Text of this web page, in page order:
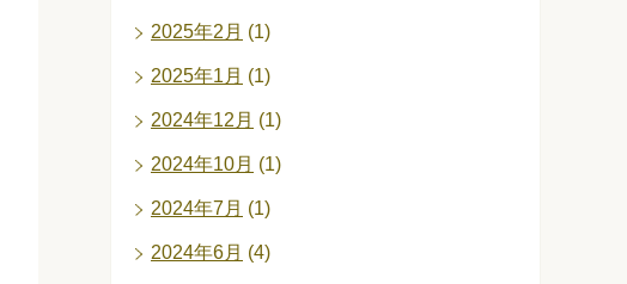
2025年2月 (1)
2025年1月 (1)
2024年12月 (1)
2024年10月 (1)
2024年7月 (1)
2024年6月 (4)